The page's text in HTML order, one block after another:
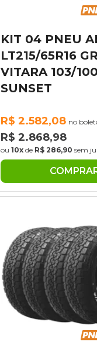
KIT 04 PNEU
LT215/65R16
VITARA 103/
SUNSET
R$ 2.582,08 no
R$ 2.868,98
ou 10x de R$ 286,90 sem